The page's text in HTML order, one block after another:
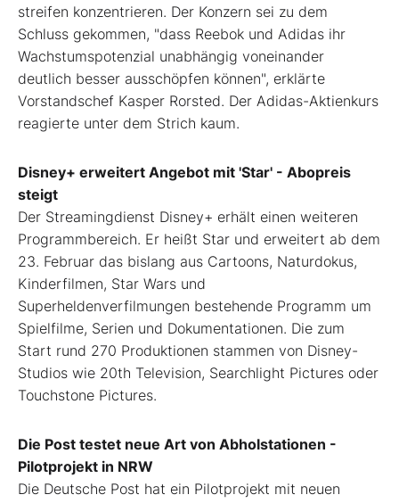
streifen konzentrieren. Der Konzern sei zu dem
Schluss gekommen, "dass Reebok und Adidas ihr
Wachstumspotenzial unabhängig voneinander
deutlich besser ausschöpfen können", erklärte
Vorstandschef Kasper Rorsted. Der Adidas-Aktienkurs
reagierte unter dem Strich kaum.
Disney+ erweitert Angebot mit 'Star' - Abopreis
steigt
Der Streamingdienst Disney+ erhält einen weiteren
Programmbereich. Er heißt Star und erweitert ab dem
23. Februar das bislang aus Cartoons, Naturdokus,
Kinderfilmen, Star Wars und
Superheldenverfilmungen bestehende Programm um
Spielfilme, Serien und Dokumentationen. Die zum
Start rund 270 Produktionen stammen von Disney-
Studios wie 20th Television, Searchlight Pictures oder
Touchstone Pictures.
Die Post testet neue Art von Abholstationen -
Pilotprojekt in NRW
Die Deutsche Post hat ein Pilotprojekt mit neuen